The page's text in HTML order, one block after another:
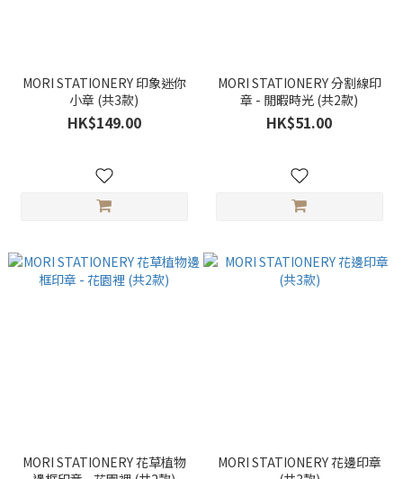
MORI STATIONERY 印象迷你
小章 (共3款)
HK$149.00
MORI STATIONERY 分割線印
章 - 閒暇時光 (共2款)
HK$51.00
MORI STATIONERY 花草植物
MORI STATIONERY 花邊印章